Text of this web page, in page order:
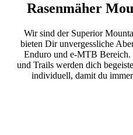
Rasenmäher
Wir sind der Superior
bieten Dir unvergessliche
Enduro und e-MTB Bereich.
und Trails werden dich
individuell, damit du